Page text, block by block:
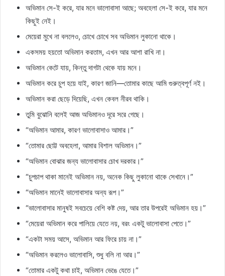
অভিমান সে-ই করে, যার মনে ভালোবাসা আছে; অবহেলা সে-ই করে, যার মনে
কিছুই নেই।
মেয়েরা মুখে না বললেও, চোখে চোখে সব অভিমান লুকানো থাকে।
একসময় হয়তো অভিমান করতাম, এখন আর আশা রাখি না।
অভিমান কেটে যায়, কিন্তু দাগটা থেকে যায় মনে।
অভিমান করে চুপ হয়ে যাই, কারণ জানি—তোমার কাছে আমি গুরুত্বপূর্ণ নই।
অভিমান করা ছেড়ে দিয়েছি, এখন কেবল নীরব থাকি।
তুমি বুঝোনি বলেই আজ অভিমানও দূরে সরে গেছে।
“অভিমান আমার, কারণ ভালোবাসাও আমার।”
“তোমার ছোট্ট অবহেলা, আমার বিশাল অভিমান।”
“অভিমান বোঝার জন্য ভালোবাসার চোখ দরকার।”
“চুপচাপ থাকা মানেই অভিমান নয়, অনেক কিছু লুকানো থাকে সেখানে।”
“অভিমান মানেই ভালোবাসার অন্য রূপ।”
“ভালোবাসার মানুষই সবচেয়ে বেশি কষ্ট দেয়, আর তার উপরেই অভিমান হয়।”
“মেয়েরা অভিমান করে পালিয়ে যেতে নয়, বরং একটু ভালোবাসা পেতে।”
“একটা সময় আসে, অভিমান আর ফিরে চায় না।”
“অভিমান করলেও ভালোবাসি, শুধু বলি না আর।”
“তোমার একটু কথা চাই, অভিমান ভেঙে যেতে।”